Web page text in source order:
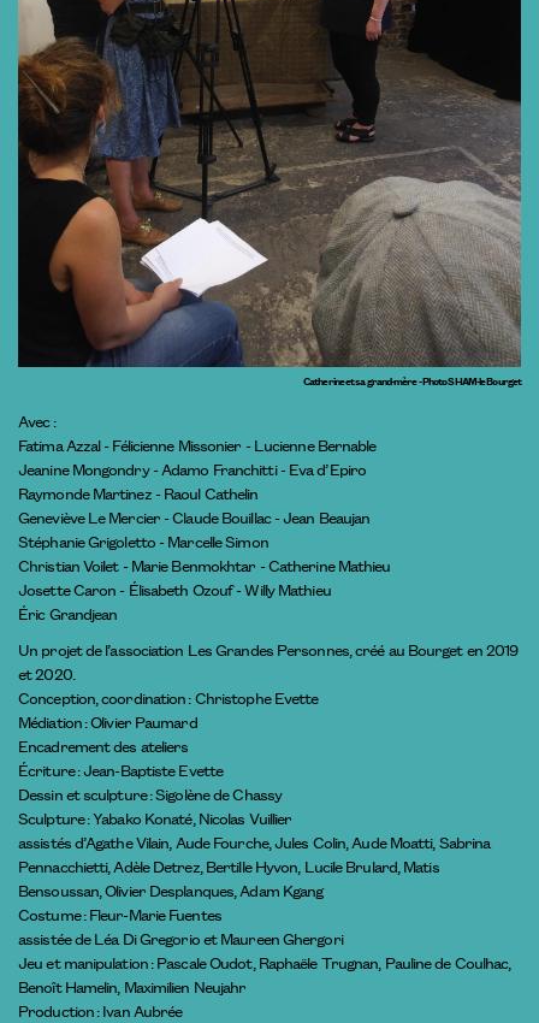
Catherine et sa grand-mère - Photo SHAM-le Bourget
Avec :
Fatima Azzal - Félicienne Missonier - Lucienne Bernable
Jeanine Mongondry - Adamo Franchitti - Eva d’Epiro
Raymonde Martinez - Raoul Cathelin
Geneviève Le Mercier - Claude Bouillac - Jean Beaujan
Stéphanie Grigoletto - Marcelle Simon
Christian Voilet - Marie Benmokhtar - Catherine Mathieu
Josette Caron - Élisabeth Ozouf - Willy Mathieu
Éric Grandjean
Un projet de l’association Les Grandes Personnes, créé au Bourget en 2019
et 2020.
Conception, coordination : Christophe Evette
Médiation : Olivier Paumard
Encadrement des ateliers
Écriture : Jean-Baptiste Evette
Dessin et sculpture : Sigolène de Chassy
Sculpture : Yabako Konaté, Nicolas Vuillier
assistés d’Agathe Vilain, Aude Fourche, Jules Colin, Aude Moatti, Sabrina
Pennacchietti, Adèle Detrez, Bertille Hyvon, Lucile Brulard, Matis
Bensoussan, Olivier Desplanques, Adam Kgang
Costume : Fleur-Marie Fuentes
assistée de Léa Di Gregorio et Maureen Ghergori
Jeu et manipulation : Pascale Oudot, Raphaële Trugnan, Pauline de Coulhac,
Benoît Hamelin, Maximilien Neujahr
Production : Ivan Aubrée